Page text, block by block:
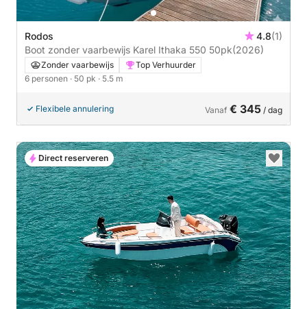
Rodos 4.8(1)
Boot zonder vaarbewijs Karel Ithaka 550 50pk(2026)
Zonder vaarbewijs
Top Verhuurder
6 personen · 50 pk · 5.5 m
Flexibele annulering Vanaf € 345 / dag
Direct reserveren